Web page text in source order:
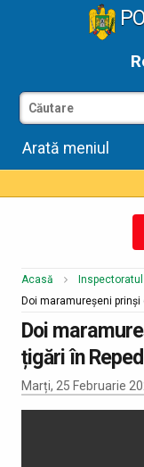
Arată meniul
Acasă
Doi maramureșeni
Doi
țigări în
Marți, 25 Februarie